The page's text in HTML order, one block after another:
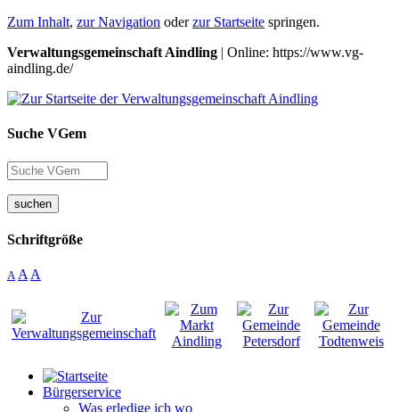
Zum Inhalt, zur Navigation oderzur Startseite springen.
Verwaltungsgemeinschaft Aindling | Online: https://www.vg-
aindling.de/
Suche VGem
suchen
Schriftgröße
A A A
Bürgerservice
Was erledige ich wo